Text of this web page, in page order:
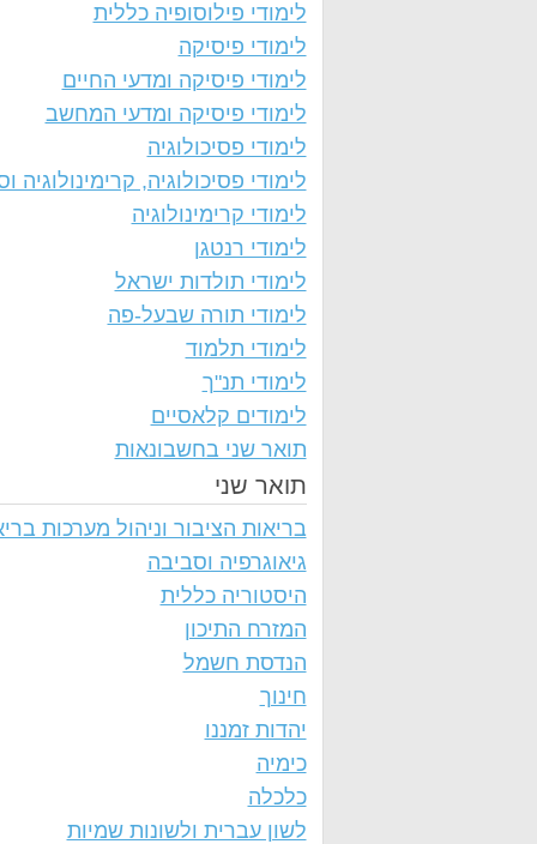
לימודי פילוסופיה כללית
לימודי פיסיקה
לימודי פיסיקה ומדעי החיים
לימודי פיסיקה ומדעי המחשב
לימודי פסיכולוגיה
לימודי פסיכולוגיה, קרימינולוגיה
לימודי קרימינולוגיה
לימודי רנטגן
לימודי תולדות ישראל
לימודי תורה שבעל-פה
לימודי תלמוד
לימודי תנ"ך
לימודים קלאסיים
תואר שני בחשבונאות
תואר שני
בריאות הציבור וניהול מערכות
גיאוגרפיה וסביבה
היסטוריה כללית
המזרח התיכון
הנדסת חשמל
חינוך
יהדות זמננו
כימיה
כלכלה
לשון עברית ולשונות שמיות